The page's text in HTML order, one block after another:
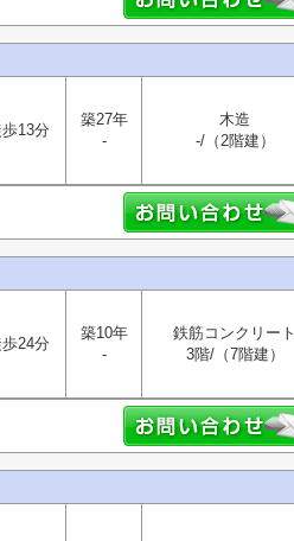
13分
築27年
-
木造
-/（2階建）
24分
築10年
-
鉄筋コンクリート
3階/（7階建）